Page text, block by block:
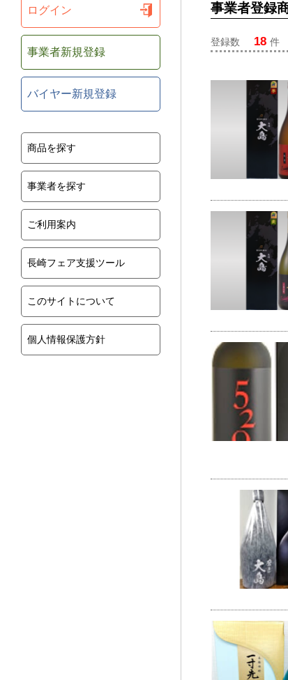
ログイン
事業者新規登録
バイヤー新規登録
商品を探す
事業者を探す
ご利用案内
長崎フェア支援ツール
このサイトについて
個人情報保護方針
事業者登録
登録数 18 件